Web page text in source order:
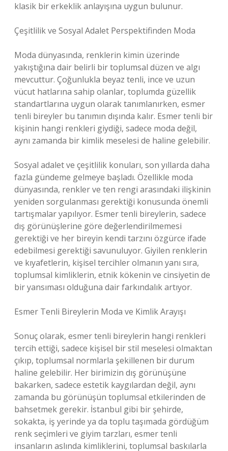
klasik bir erkeklik anlayışına uygun bulunur.
Çeşitlilik ve Sosyal Adalet Perspektifinden Moda
Moda dünyasında, renklerin kimin üzerinde
yakıştığına dair belirli bir toplumsal düzen ve algı
mevcuttur. Çoğunlukla beyaz tenli, ince ve uzun
vücut hatlarına sahip olanlar, toplumda güzellik
standartlarına uygun olarak tanımlanırken, esmer
tenli bireyler bu tanımın dışında kalır. Esmer tenli bir
kişinin hangi renkleri giydiği, sadece moda değil,
aynı zamanda bir kimlik meselesi de haline gelebilir.
Sosyal adalet ve çeşitlilik konuları, son yıllarda daha
fazla gündeme gelmeye başladı. Özellikle moda
dünyasında, renkler ve ten rengi arasındaki ilişkinin
yeniden sorgulanması gerektiği konusunda önemli
tartışmalar yapılıyor. Esmer tenli bireylerin, sadece
dış görünüşlerine göre değerlendirilmemesi
gerektiği ve her bireyin kendi tarzını özgürce ifade
edebilmesi gerektiği savunuluyor. Giyilen renklerin
ve kıyafetlerin, kişisel tercihler olmanın yanı sıra,
toplumsal kimliklerin, etnik kökenin ve cinsiyetin de
bir yansıması olduğuna dair farkındalık artıyor.
Esmer Tenli Bireylerin Moda ve Kimlik Arayışı
Sonuç olarak, esmer tenli bireylerin hangi renkleri
tercih ettiği, sadece kişisel bir stil meselesi olmaktan
çıkıp, toplumsal normlarla şekillenen bir durum
haline gelebilir. Her birimizin dış görünüşüne
bakarken, sadece estetik kaygılardan değil, aynı
zamanda bu görünüşün toplumsal etkilerinden de
bahsetmek gerekir. İstanbul gibi bir şehirde,
sokakta, iş yerinde ya da toplu taşımada gördüğüm
renk seçimleri ve giyim tarzları, esmer tenli
insanların aslında kimliklerini, toplumsal baskılarla